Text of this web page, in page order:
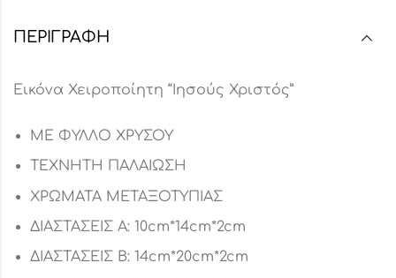
ΠΕΡΙΓΡΑΦΉ
Εικόνα Χειροποίητη “Ιησούς Χριστός”
ΜΕ ΦΥΛΛΟ ΧΡΥΣΟΥ
ΤΕΧΝΗΤΗ ΠΑΛΑΙΩΣΗ
ΧΡΩΜΑΤΑ ΜΕΤΑΞΟΤΥΠΙΑΣ
ΔΙΑΣΤΑΣΕΙΣ Α: 10cm*14cm*2cm
ΔΙΑΣΤΑΣΕΙΣ Β: 14cm*20cm*2cm